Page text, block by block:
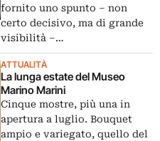
fornito uno spunto – non
certo decisivo, ma di grande
visibilità –…
ATTUALITÀ
La lunga estate del Museo
Marino Marini
Cinque mostre, più una in
apertura a luglio. Bouquet
ampio e variegato, quello del